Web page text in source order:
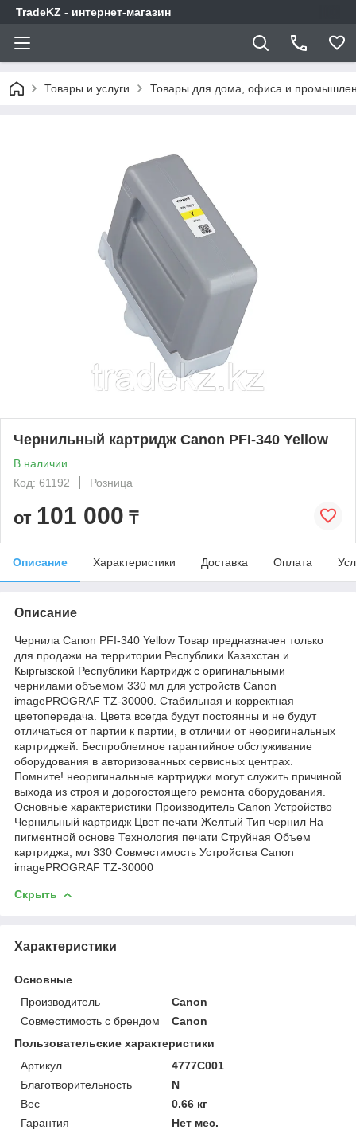
TradeKZ - интернет-магазин
Товары и услуги Товары для дома, офиса и
Чернильный картридж Canon PFI-340 Yellow
В наличии
Код: 61192
Розница
от 101 000 ₸
Описание Характеристики Доставка Оплата
Описание
Чернила Canon PFI-340 Yellow Товар предназначен только
для продажи на территории Республики Казахстан и
Кыргызской Республики Картридж с оригинальными
чернилами объемом 330 мл для устройств Canon
imagePROGRAF TZ-30000. Стабильная и корректная
цветопередача. Цвета всегда будут постоянны и не будут
отличаться от партии к партии, в отличии от неоригинальных
картриджей. Беспроблемное гарантийное обслуживание
оборудования в авторизованных сервисных центрах.
Помните! неоригинальные картриджи могут служить причиной
выхода из строя и дорогостоящего ремонта оборудования.
Основные характеристики Производитель Canon Устройство
Чернильный картридж Цвет печати Желтый Тип чернил На
пигментной основе Технология печати Струйная Объем
картриджа, мл 330 Совместимость Устройства Canon
imagePROGRAF TZ-30000
Скрыть
Характеристики
Основные
Производитель
Canon
Совместимость с брендом
Canon
Пользовательские характеристики
Артикул
4777C001
Благотворительность
N
Вес
0.66 кг
Гарантия
Нет мес.